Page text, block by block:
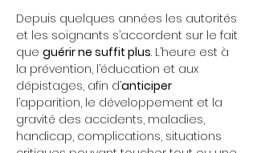
Depuis quelques années les autorités
et les soignants s’accordent sur le fait
que guérir ne suffit plus. L’heure est à
la prévention, l’éducation et aux
dépistages, afin d’anticiper
l’apparition, le développement et la
gravité des accidents, maladies,
handicap, complications, situations